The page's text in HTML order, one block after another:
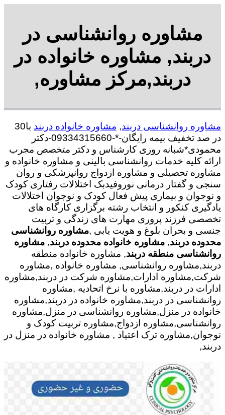
مشاوره روانشناسی در
دربند, مشاوره خانواده در
دربند,مرکز مشاوره,
مشاوره روانشناسی دربند, مشاوره خانواده دربند
با30
در صد تخفیف بیمه رایگان-*-09334315660-دکتر
محمودی*شبانه روزی کارشناس و دکتر متخصص مجرب
ارائه کلیه خدمات روانشناسی بالینی و مشاوره خانواده و
مشاوره تحصیلی و مشاوره ازدواج روانپزشکی و روان
سنجی و گفتار درمانی نوروفیدبک اختلالات رفتاری کودک
و نوجوان و بیماری پیش فعال کودک و نوجوان اختلالات
یادگیری کنکور و انتخاب رشته برگزاری کارگاه های
تخصصی فرزند پروری مهارت های زندگی و تربیت
جنسی و بحران بلوغ و هویت یابی ,مشاوره روانشناسی
محدوده دربند, مشاوره خانواده محدوده دربند, مشاوره
روانشناسی منطقه دربند, مشاوره خانواده منطقه
دربند,مشاوره روانشناسی, مشاوره خانواده ,مشاوره
شرکت,مشاوره ادارات,مشاوره شرکت در دربند,مشاوره
ادارات در دربند,مشاوره با نرخ اتحادیه ,مشاوره
روانشناسی در دربند,مشاوره خانواده در دربند,مشاوره
خانواده در منزل,مشاوره روانشناسی در منزل,مشاوره
روانشناسی,مشاوره ازدواج,مشاوره تربیت کودک و
نوجوان,مشاوره ترک اعتیاد , مشاوره خانواده در منزل در
دربند,